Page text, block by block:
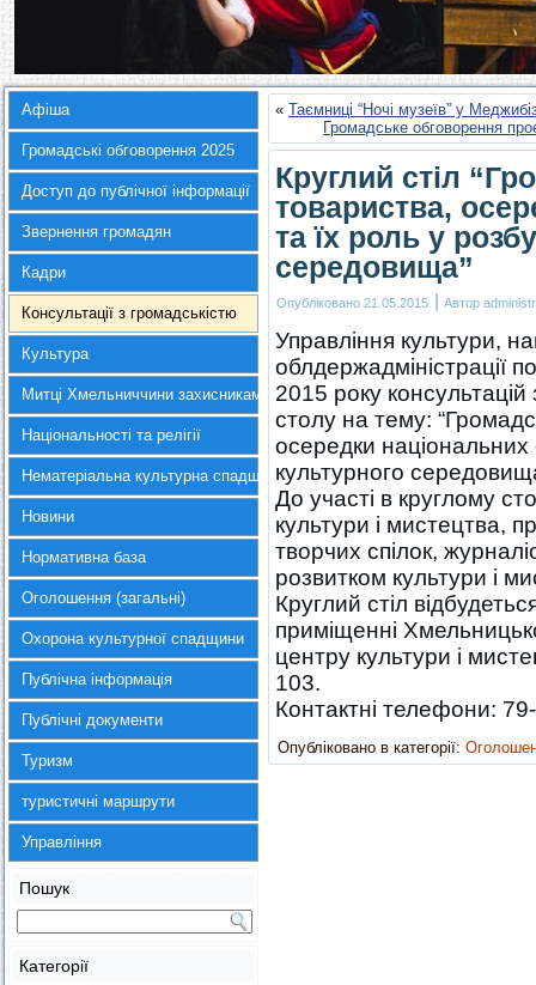
Афіша
Громадські обговорення 2025
Доступ до публічної інформації
Звернення громадян
Кадри
Консультації з громадськістю
Культура
Митці Хмельниччини захисникам України
Національності та релігії
Нематеріальна культурна спадщина
Новини
Нормативна база
Оголошення (загальні)
Охорона культурної спадщини
Публічна інформація
Публічні документи
Туризм
туристичні маршрути
Управління
Пошук
Категорії
« Таємниці “Ночі музеїв” у
Громадське обговорення
Круглий стіл
товариства,
та їх роль у
середовища”
Опубліковано 21.05.2015 | Автор
Управління культури,
облдержадміністрації
2015 року
столу на тему:
осередки національних
культурного
До участі в круглому
культури і мистецтва,
творчих спілок,
розвитком культури і
Круглий стіл
приміщенні
центру культури і
103.
Контактні телефони:
Опубліковано в категорії: